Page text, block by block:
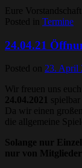
Eure Vorstandschaft
Posted in Termine
24.04.21
Posted on 23. April
Wir freuen uns
24.04.2021
Da wir einen
die allgemeine
Solange nur
nur von